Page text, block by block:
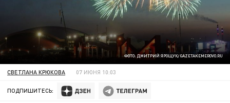
ФОТО: ДМИТРИЙ ЯРОЩУК/ GAZETAKEMEROVO.RU
СВЕТЛАНА КРЮКОВА 07 ИЮНЯ 10:03
ПОДПИШИТЕСЬ: